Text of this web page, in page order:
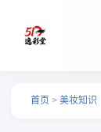
首页 > 美妆知识